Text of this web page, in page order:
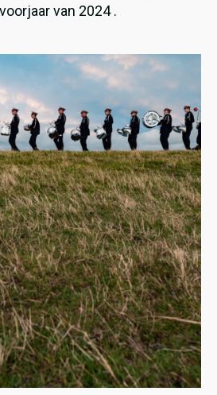
van 2024 .